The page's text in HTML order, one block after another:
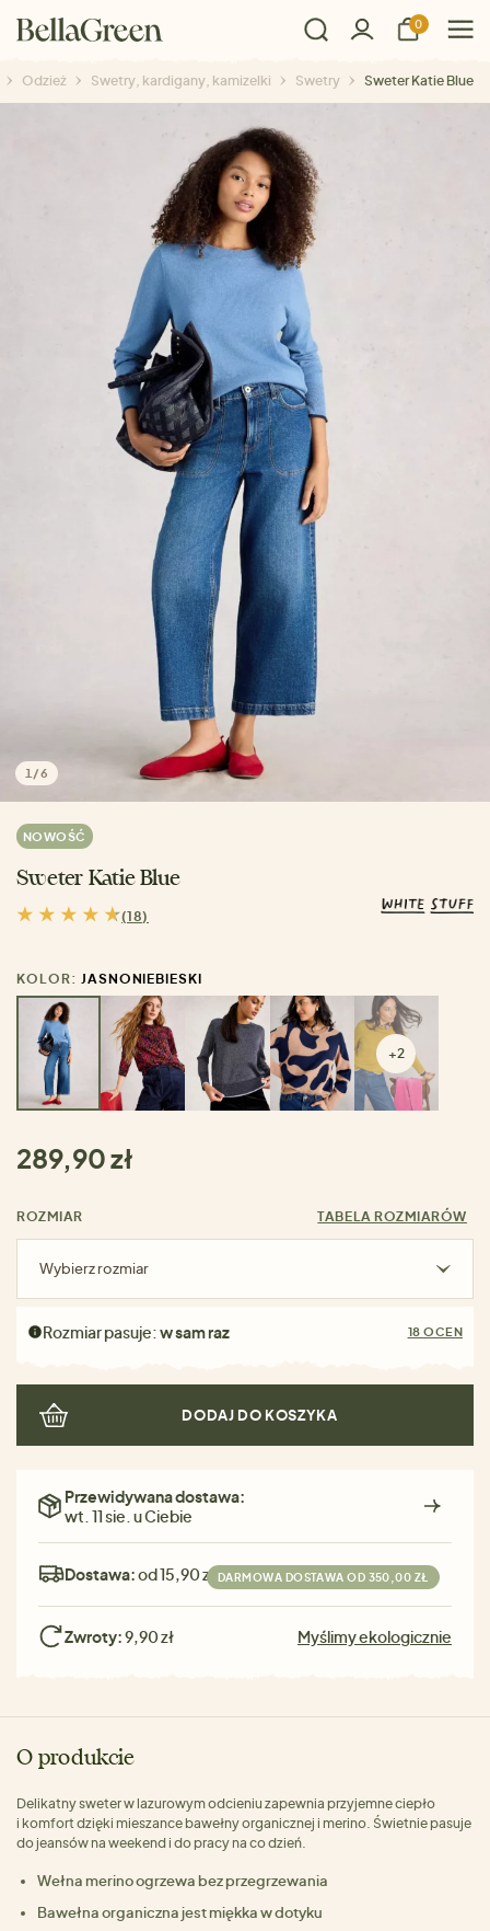
0
Odzież Swetry, kardigany, kamizelki Swetry Sweter Katie Blue
1 /6
NOWOŚĆ
Sweter Katie Blue
(18)
KOLOR: JASNONIEBIESKI
+2
289,90 zł
ROZMIAR TABELA ROZMIARÓW
Wybierz rozmiar
Rozmiar pasuje:w sam raz 18 OCEN
DODAJ DO KOSZYKA
Przewidywana dostawa:
wt. 11 sie. u Ciebie
Dostawa:od 15,90 zł DARMOWA DOSTAWA OD 350,00 ZŁ
Zwroty:9,90 zł Myślimy ekologicznie
O produkcie
Delikatny sweter w lazurowym odcieniu zapewnia przyjemne ciepło
i komfort dzięki mieszance bawełny organicznej i merino. Świetnie pasuje
do jeansów na weekend i do pracy na co dzień.
Wełna merino ogrzewa bez przegrzewania
Bawełna organiczna jest miękka w dotyku